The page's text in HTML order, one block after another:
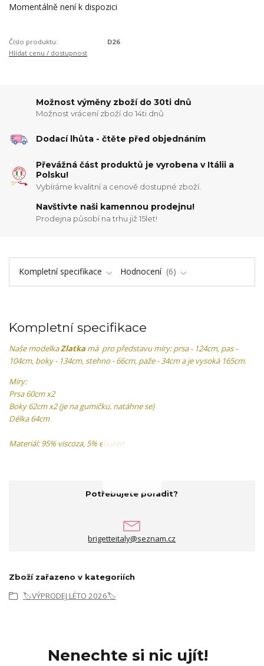
Momentálně není k dispozici
Číslo produktu:
D26
Hlídat cenu / dostupnost
Možnost výměny zboží do 30ti dnů
Možnost vrácení zboží do 14ti dnů
Dodací lhůta - čtěte před objednáním
Převážná část produktů je vyrobena v Itálii a
Polsku!
Vybíráme kvalitní a cenově dostupné zboží.
Navštivte naši kamennou prodejnu!
Prodejna působí na trhu již 15let!
Kompletní specifikace Hodnocení 6
Kompletní specifikace
Naše modelkaZlatkamá pro představu míry: prsa - 124cm, pas -
104cm, boky - 134cm, stehno - 66cm, paže - 34cm a je vysoká 165cm.
Míry:
Prsa 60cm x2
Boky 62cm x2 (je na gumičku, natáhne se)
Délka 64cm
Materiál: 95% viscoza, 5% elasten
Potřebujete poradit?
brigetteitaly@seznam.cz
Zboží zařazeno v kategoriích
🏷️VÝPRODEJ LÉTO 2026🏷️
Nenechte si nic ujít!